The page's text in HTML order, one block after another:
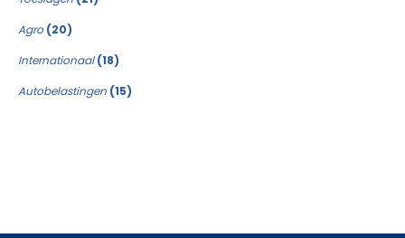
Agro (20)
Internationaal(18)
Autobelastingen (15)